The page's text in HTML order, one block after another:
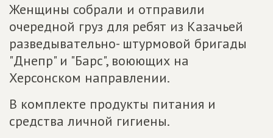
Женщины собрали и отправили
очередной груз для ребят из Казачьей
разведывательно- штурмовой бригады
"Днепр" и "Барс", воюющих на
Херсонском направлении.
В комплекте продукты питания и
средства личной гигиены.